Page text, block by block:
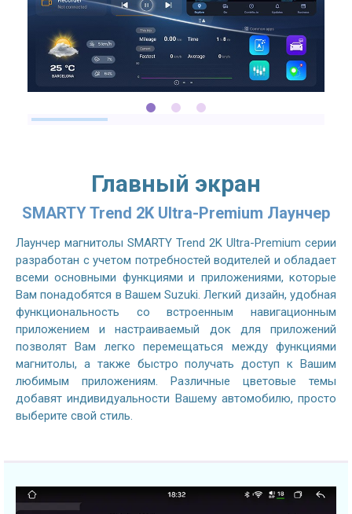
Главный экран
SMARTY Trend 2K Ultra-Premium Лаунчер
Лаунчер магнитолы SMARTY Trend 2K Ultra-Premium серии
разработан с учетом потребностей водителей и обладает
всеми основными функциями и приложениями, которые
Вам понадобятся в Вашем Suzuki. Легкий дизайн, удобная
функциональность со встроенным навигационным
приложением и настраиваемый док для приложений
позволят Вам легко перемещаться между функциями
магнитолы, а также быстро получать доступ к Вашим
любимым приложениям. Различные цветовые темы
добавят индивидуальности Вашему автомобилю, просто
выберите свой стиль.